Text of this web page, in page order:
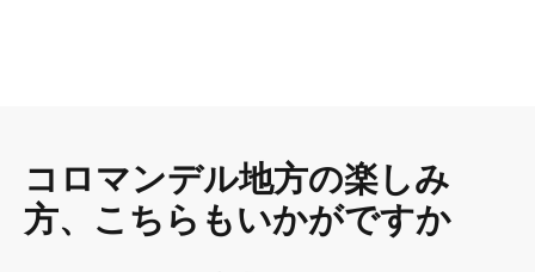
コロマンデル地方の楽しみ
方、こちらもいかがですか